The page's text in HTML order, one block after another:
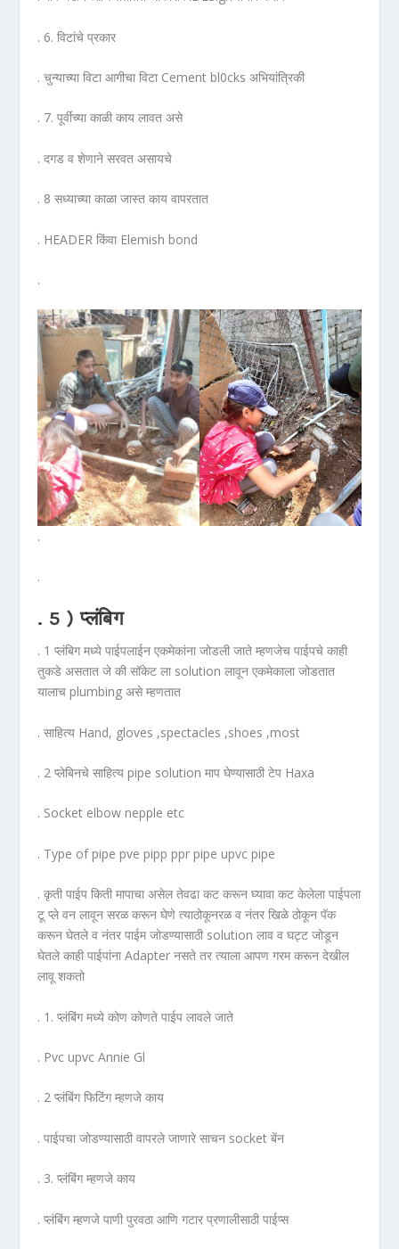
. 6. विटांचे प्रकार
. चुन्याच्या विटा आगीचा विटा Cement bl0cks अभियांत्रिकी
. 7. पूर्वीच्या काळी काय लावत असे
. दगड व शेणाने सरवत असायचे
. 8 सध्याच्या काळा जास्त काय वापरतात
. HEADER किंवा Elemish bond
.
.
.
. 5 ) प्लंबिग
. 1 प्लंबिग मध्ये पाईपलाईन एकमेकांना जोडली जाते म्हणजेच पाईपचे काही
तुकडे असतात जे की सॉकेट ला solution लावून एकमेकाला जोडतात
यालाच plumbing असे म्हणतात
. साहित्य Hand, gloves ,spectacles ,shoes ,most
. 2 प्लेबिनचे साहित्य pipe solution माप घेण्यासाठी टेप Haxa
. Socket elbow nepple etc
. Type of pipe pve pipp ppr pipe upvc pipe
. कृती पाईप किती मापाचा असेल तेवढा कट करून घ्यावा कट केलेला पाईपला
टू प्ले वन लावून सरळ करून घेणे त्याठोकूनरळ व नंतर खिळे ठोकून पॅक
करून घेतले व नंतर पाईम जोडण्यासाठी solution लाव व घट्ट जोडून
घेतले काही पाईपांना Adapter नसते तर त्याला आपण गरम करून देखील
लावू शकतो
. 1. प्लंबिंग मध्ये कोण कोणते पाईप लावले जाते
. Pvc upvc Annie Gl
. 2 प्लंबिंग फिटिंग म्हणजे काय
. पाईपचा जोडण्यासाठी वापरले जाणारे साचन socket बेंन
. 3. प्लंबिंग म्हणजे काय
. प्लंबिंग म्हणजे पाणी पुरवठा आणि गटार प्रणालीसाठी पाईप्स